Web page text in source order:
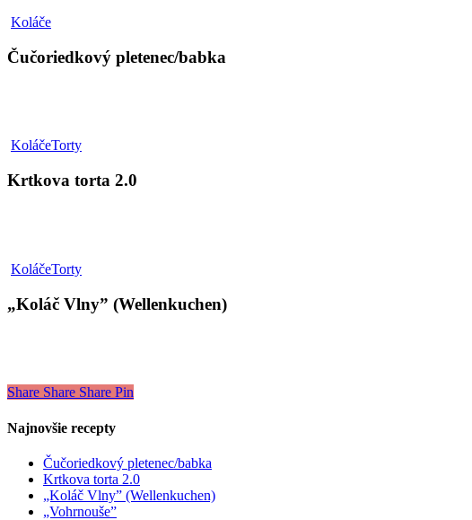
KoláčeČučoriedkový
Čučoriedkový pletenec/babka
KoláčeTortyKrtkova
2.0
Krtkova torta 2.0
KoláčeTorty„Koláč
(Wellenkuchen)
„Koláč Vlny” (Wellenkuchen)
Share Share Share Pin
Najnovšie recepty
Čučoriedkový pletenec/babka
Krtkova torta 2.0
„Koláč Vlny” (Wellenkuchen)
„Vohrnouše”